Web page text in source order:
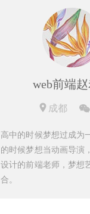
web前端
成都
高中的时候梦想过成为
的时候梦想当动画导演
设计的前端老师，梦想
合。